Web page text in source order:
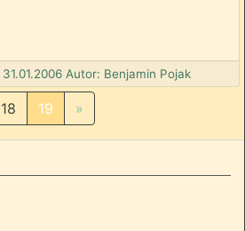
Autor: Benjamin Pojak
18 19 »